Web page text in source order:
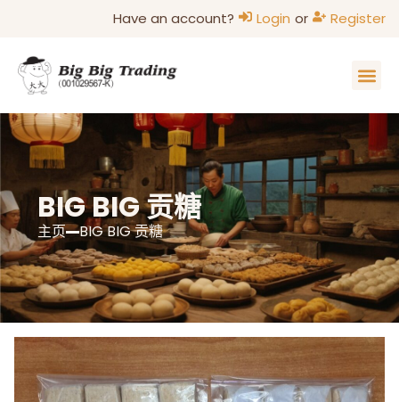
Have an account? Login or Register
BIG BIG 贡糖
主页 BIG BIG 贡糖